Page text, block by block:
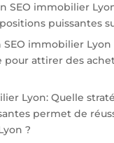
SEO immobilier
puissantes
SEO immobilier Lyon
pour attirer des
Lyon: Quelle
permet de
?